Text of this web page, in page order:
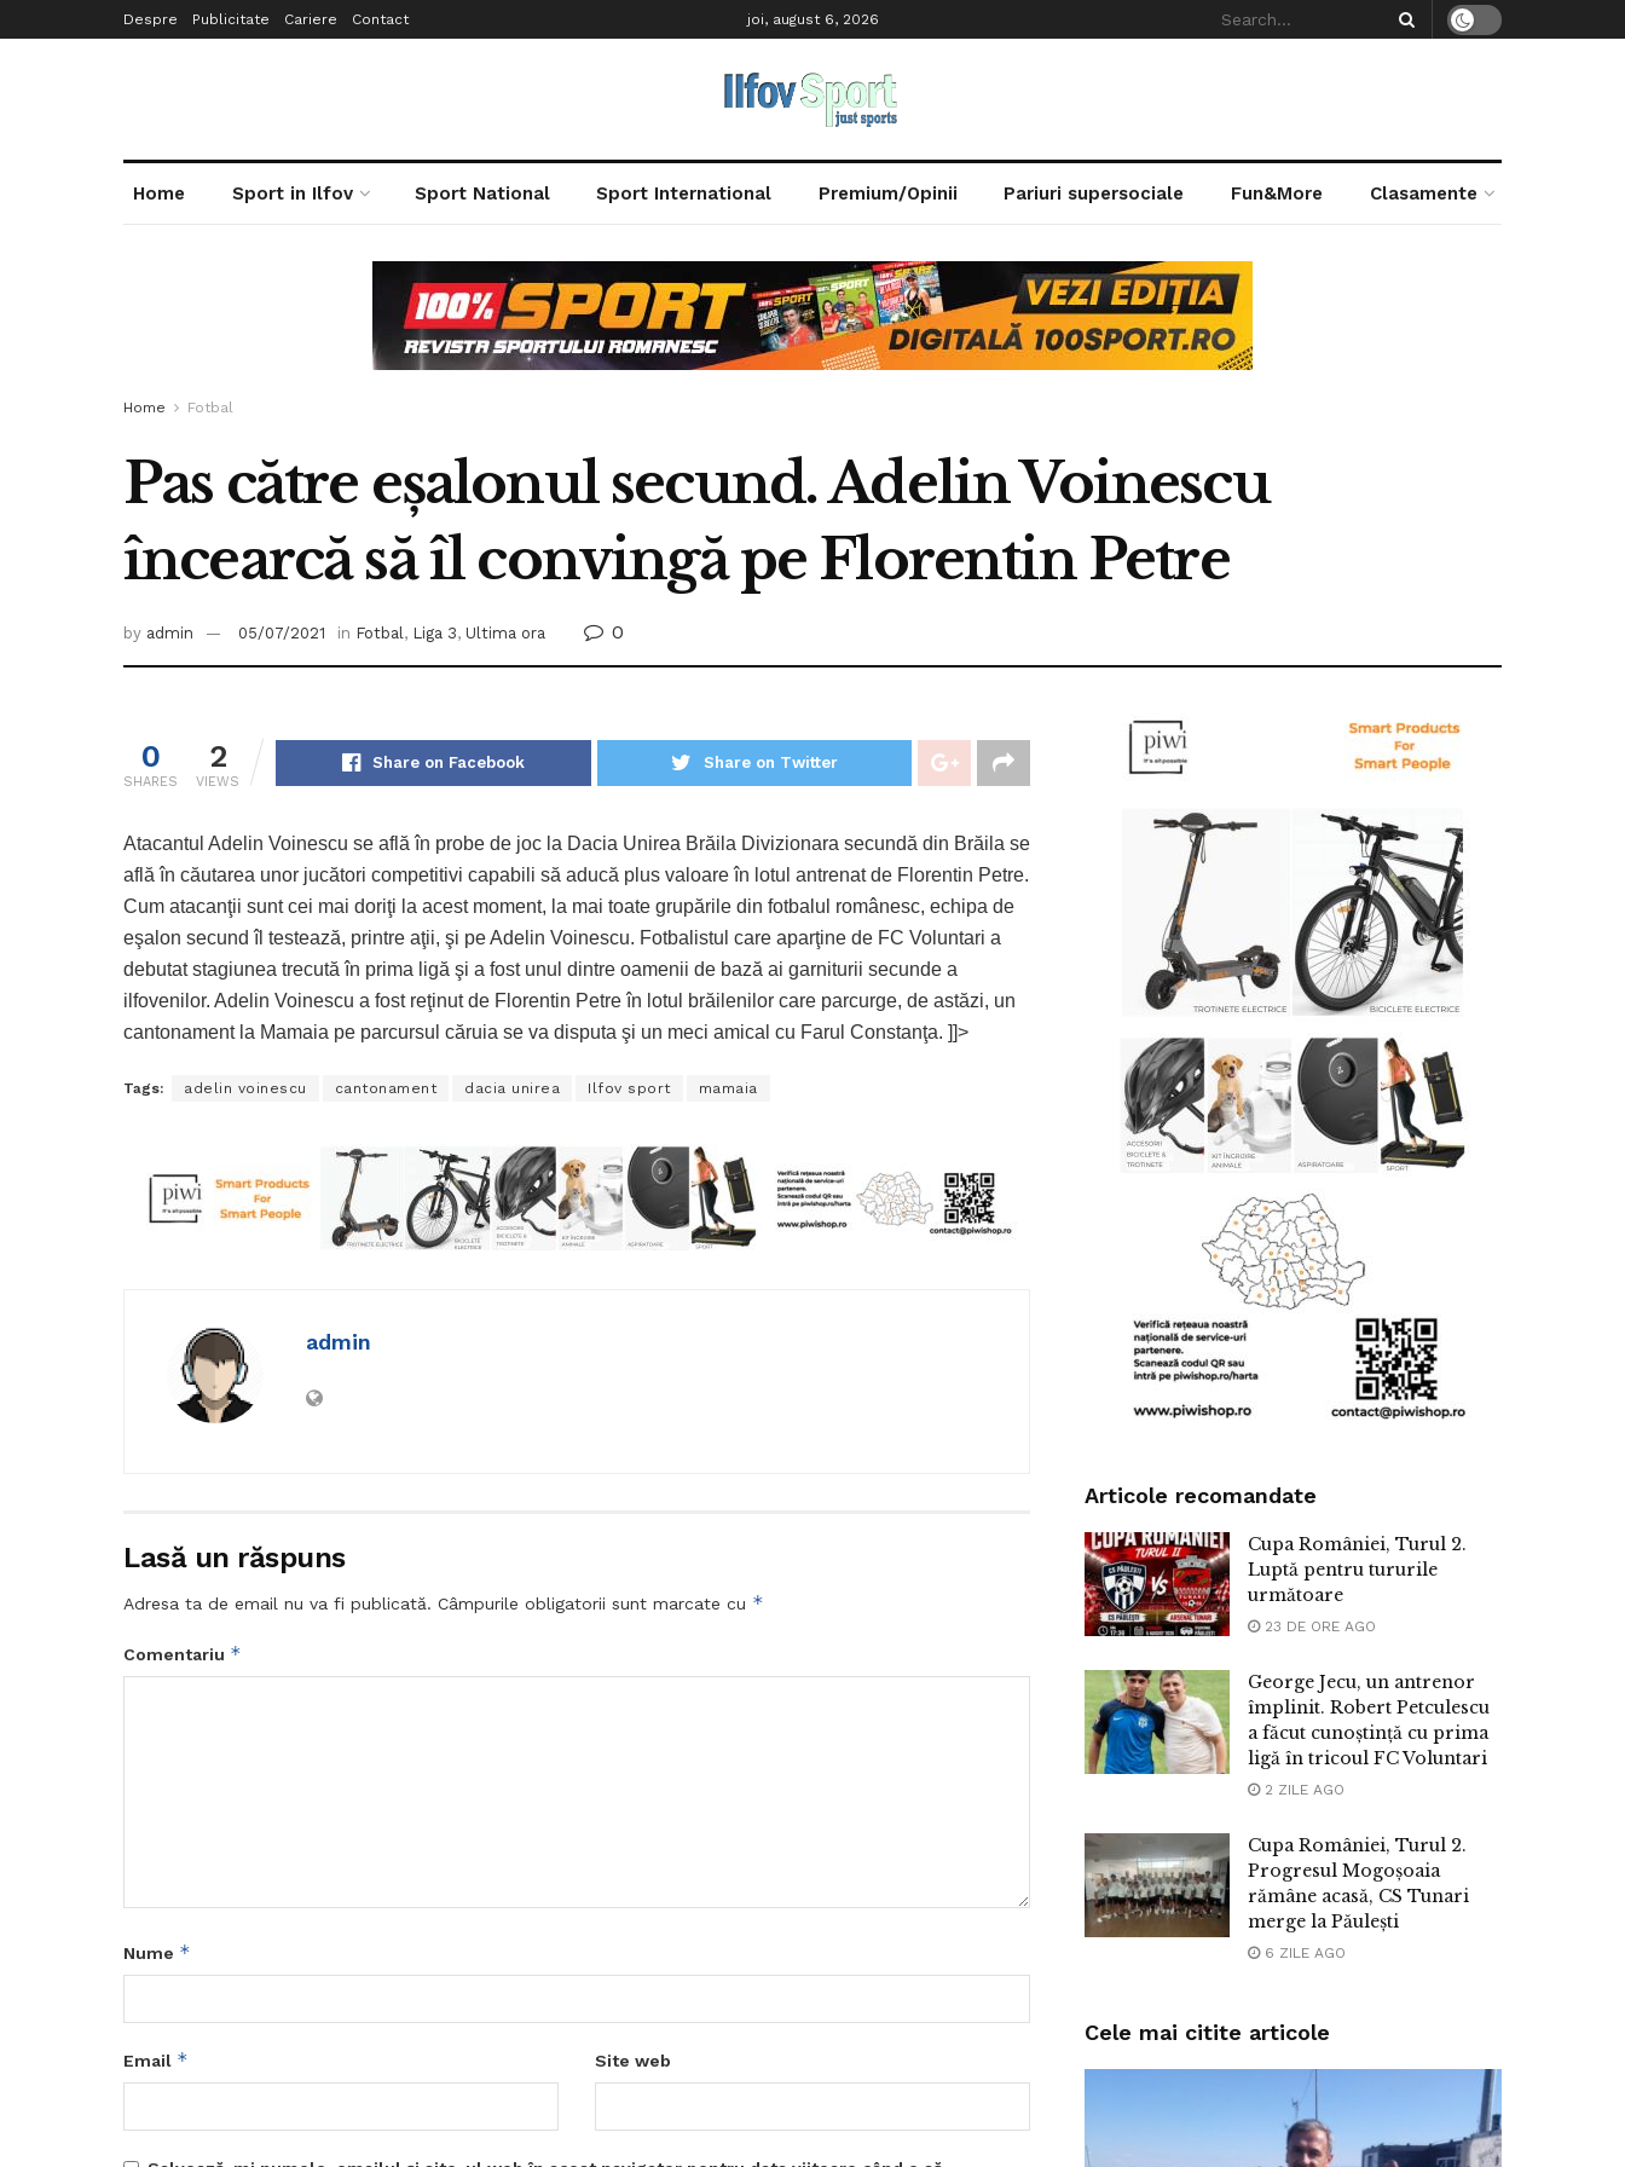
Despre Publicitate Cariere Contact joi, august 6, 2026
Home Sport in Ilfov Sport National Sport International Premium/Opinii Pariuri supersociale Fun&More Clasamente
Home Fotbal
Pas către eşalonul secund. Adelin Voinescu
încearcă să îl convingă pe Florentin Petre
by admin 05/07/2021 in Fotbal, Liga 3, Ultima ora 0
0
SHARES
2
VIEWS
Share on Facebook Share on Twitter
Atacantul Adelin Voinescu se află în probe de joc la Dacia Unirea Brăila Divizionara secundă din Brăila se
află în căutarea unor jucători competitivi capabili să aducă plus valoare în lotul antrenat de Florentin Petre.
Cum atacanţii sunt cei mai doriţi la acest moment, la mai toate grupările din fotbalul românesc, echipa de
eşalon secund îl testează, printre aţii, şi pe Adelin Voinescu. Fotbalistul care aparţine de FC Voluntari a
debutat stagiunea trecută în prima ligă şi a fost unul dintre oamenii de bază ai garniturii secunde a
ilfovenilor. Adelin Voinescu a fost reţinut de Florentin Petre în lotul brăilenilor care parcurge, de astăzi, un
cantonament la Mamaia pe parcursul căruia se va disputa şi un meci amical cu Farul Constanţa. ]]>
Tags: adelin voinescu cantonament dacia unirea Ilfov sport mamaia
admin
Lasă un răspuns
Adresa ta de email nu va fi publicată. Câmpurile obligatorii sunt marcate cu *
Comentariu *
Nume *
Email * Site web
Articole recomandate
Cupa României, Turul 2.
Luptă pentru tururile
următoare
23 DE ORE AGO
George Jecu, un antrenor
împlinit. Robert Petculescu
a făcut cunoștință cu prima
ligă în tricoul FC Voluntari
2 ZILE AGO
Cupa României, Turul 2.
Progresul Mogoșoaia
rămâne acasă, CS Tunari
merge la Păulești
6 ZILE AGO
Cele mai citite articole